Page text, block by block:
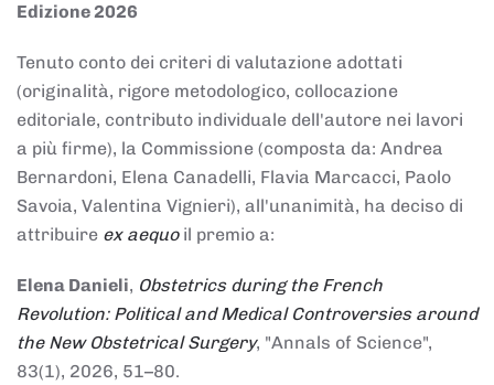
Edizione 2026
Tenuto conto dei criteri di valutazione adottati
(originalità, rigore metodologico, collocazione
editoriale, contributo individuale dell'autore nei lavori
a più firme), la Commissione (composta da: Andrea
Bernardoni, Elena Canadelli, Flavia Marcacci, Paolo
Savoia, Valentina Vignieri), all'unanimità, ha deciso di
attribuire ex aequoil premio a:
Elena Danieli, Obstetrics during the French
Revolution: Political and Medical Controversies around
the New Obstetrical Surgery, "Annals of Science",
83(1), 2026, 51–80.